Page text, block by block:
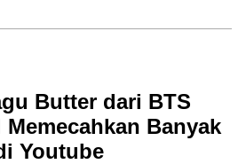
Butter dari BTS
Banyak
Youtube